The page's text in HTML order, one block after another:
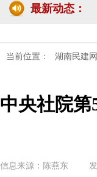
最新动态：
当前位置： 湖南民建网
中央社院
信息来源：陈燕东